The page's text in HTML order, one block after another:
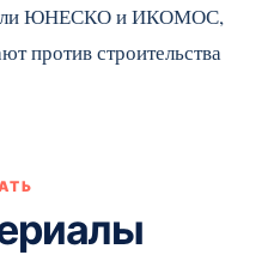
ЮНЕСКО и ИКОМОС,
против строительства